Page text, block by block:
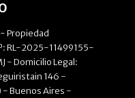
Propiedad
RL-2025-11499155-
- Domicilio Legal:
146 -
- Buenos Aires -